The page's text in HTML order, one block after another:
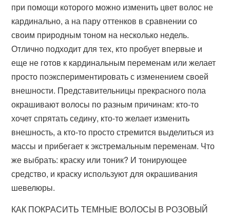
при помощи которого можно изменить цвет волос не
кардинально, а на пару оттенков в сравнении со
своим природным тоном на несколько недель.
Отлично подходит для тех, кто пробует впервые и
еще не готов к кардинальным переменам или желает
просто поэкспериментировать с изменением своей
внешности. Представительницы прекрасного пола
окрашивают волосы по разным причинам: кто-то
хочет спрятать седину, кто-то желает изменить
внешность, а кто-то просто стремится выделиться из
массы и прибегает к экстремальным переменам. Что
же выбрать: краску или тоник? И тонирующее
средство, и краску используют для окрашивания
шевелюры.
КАК ПОКРАСИТЬ ТЕМНЫЕ ВОЛОСЫ В РОЗОВЫЙ